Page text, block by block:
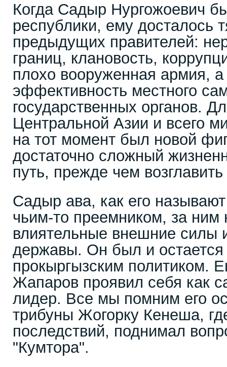
Когда Садыр Нургожоевич
республики, ему досталось
предыдущих правителей:
границ, клановость,
плохо вооруженная армия, а
эффективность местного
государственных органов.
Центральной Азии и всего
на тот момент был новой
достаточно сложный
путь, прежде чем возглавить
Садыр ава, как его
чьим-то преемником, за ним
влиятельные внешние силы
державы. Он был и остается
прокыргызским политиком.
Жапаров проявил себя как
лидер. Все мы помним его
трибуны Жогорку Кенеша,
последствий, поднимал
"Кумтора".